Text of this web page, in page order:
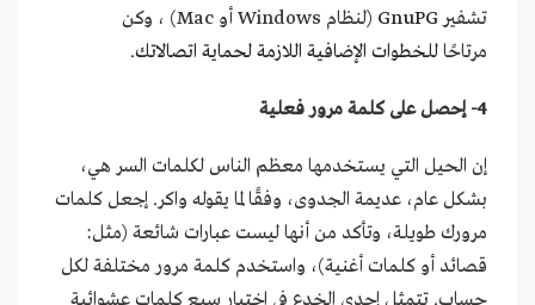
تشفير GnuPG
(لنظام Windows أو Mac) ، وكن
مرتاحًا للخطوات الإضافية اللازمة لحماية اتصالاتك.
4- إحصل على كلمة مرور فعلية
إن الحيل التي يستخدمها معظم الناس لكلمات السر هي،
بشكل عام، عديمة الجدوى، وفقًا لما يقوله واكر. إجعل كلمات
مرورك طويلة، وتأكد من أنها ليست عبارات شائعة (مثل:
قصائد أو كلمات أغنية)، واستخدم كلمة مرور مختلفة لكل
حساب. تتمثل إحدى الخدع في اختيار سبع كلمات عشوائية